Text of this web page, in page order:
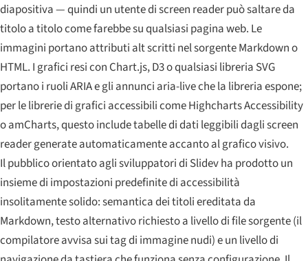
diapositiva — quindi un utente di screen reader può saltare da
titolo a titolo come farebbe su qualsiasi pagina web. Le
immagini portano attributi alt scritti nel sorgente Markdown o
HTML. I grafici resi con Chart.js, D3 o qualsiasi libreria SVG
portano i ruoli ARIA e gli annunci aria-live che la libreria espone;
per le librerie di grafici accessibili come Highcharts Accessibility
o amCharts, questo include tabelle di dati leggibili dagli screen
reader generate automaticamente accanto al grafico visivo.
Il pubblico orientato agli sviluppatori di Slidev ha prodotto un
insieme di impostazioni predefinite di accessibilità
insolitamente solido: semantica dei titoli ereditata da
Markdown, testo alternativo richiesto a livello di file sorgente (il
compilatore avvisa sui tag di immagine nudi) e un livello di